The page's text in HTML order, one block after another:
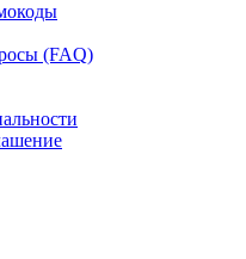
(FAQ)